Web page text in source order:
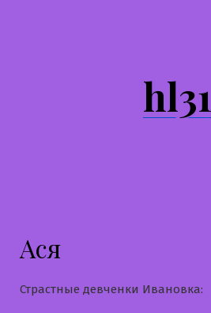
hl31
Ася
Страстные девченки Ивановка: